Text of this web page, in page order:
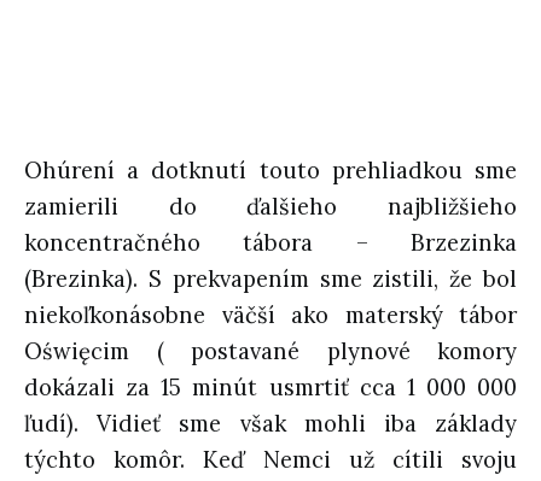
Ohúrení a dotknutí touto prehliadkou sme
zamierili do ďalšieho najbližšieho
koncentračného tábora – Brzezinka
(Brezinka). S prekvapením sme zistili, že bol
niekoľkonásobne väčší ako materský tábor
Oświęcim ( postavané plynové komory
dokázali za 15 minút usmrtiť cca 1 000 000
ľudí). Vidieť sme však mohli iba základy
týchto komôr. Keď Nemci už cítili svoju